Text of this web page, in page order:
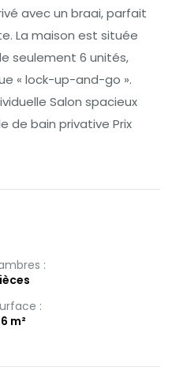
avec un braai, parfait
La maison est située
seulement 6 unités,
« lock-up-and-go ».
Salon spacieux
de bain privative Prix
:
:
m²